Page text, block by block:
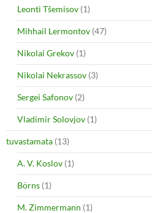
Leonti Tšemisov (1)
Mihhail Lermontov (47)
Nikolai Grekov (1)
Nikolai Nekrassov (3)
Sergei Safonov (2)
Vladimir Solovjov (1)
tuvastamata (13)
A. V. Koslov (1)
Börns (1)
M. Zimmermann (1)